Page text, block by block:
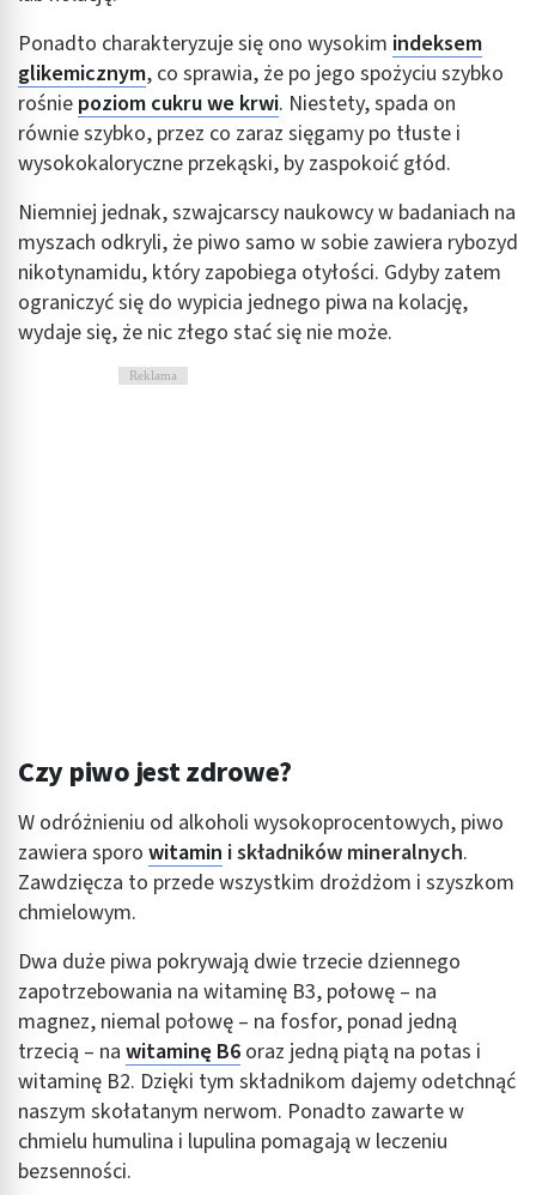
Ponadto charakteryzuje się ono wysokim indeksem
glikemicznym, co sprawia, że po jego spożyciu szybko
rośnie poziom cukru we krwi. Niestety, spada on
równie szybko, przez co zaraz sięgamy po tłuste i
wysokokaloryczne przekąski, by zaspokoić głód.
Niemniej jednak, szwajcarscy naukowcy w badaniach na
myszach odkryli, że piwo samo w sobie zawiera rybozyd
nikotynamidu, który zapobiega otyłości. Gdyby zatem
ograniczyć się do wypicia jednego piwa na kolację,
wydaje się, że nic złego stać się nie może.
Reklama
Czy piwo jest zdrowe?
W odróżnieniu od alkoholi wysokoprocentowych, piwo
zawiera sporo witamin i składników mineralnych.
Zawdzięcza to przede wszystkim drożdżom i szyszkom
chmielowym.
Dwa duże piwa pokrywają dwie trzecie dziennego
zapotrzebowania na witaminę B3, połowę – na
magnez, niemal połowę – na fosfor, ponad jedną
trzecią – na witaminę B6 oraz jedną piątą na potas i
witaminę B2. Dzięki tym składnikom dajemy odetchnąć
naszym skołatanym nerwom. Ponadto zawarte w
chmielu humulina i lupulina pomagają w leczeniu
bezsenności.